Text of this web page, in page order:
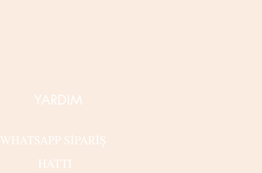
YARDIM
WHATSAPP SİPARİŞ
HATTI